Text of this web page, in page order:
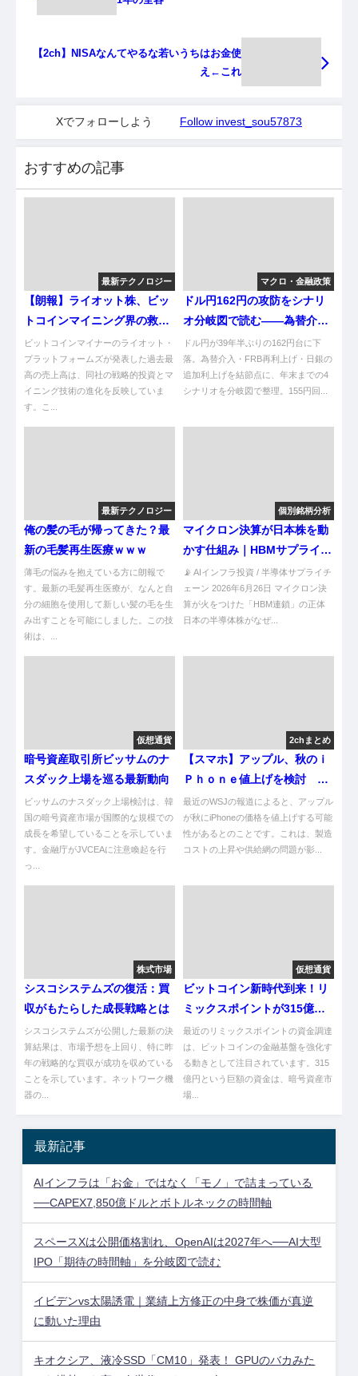
【2ch】NISAなんてやるな若いうちはお金使
え←これ
Xでフォローしよう Follow invest_sou57873
おすすめの記事
最新テクノロジー
【朗報】ライオット株、ビッ
トコインマイニング界の救世
主やんけ！
ビットコインマイナーのライオット・
プラットフォームズが発表した過去最
高の売上高は、同社の戦略的投資とマ
イニング技術の進化を反映していま
す。こ...
マクロ・金融政策
ドル円162円の攻防をシナリ
オ分岐図で読む——為替介
入・FRB再利上げ・170円説
【2026年7月】
ドル円が39年半ぶりの162円台に下
落。為替介入・FRB再利上げ・日銀の
追加利上げを結節点に、年末までの4
シナリオを分岐図で整理。155円回...
最新テクノロジー
俺の髪の毛が帰ってきた？最
新の毛髪再生医療ｗｗｗ
薄毛の悩みを抱えている方に朗報で
す。最新の毛髪再生医療が、なんと自
分の細胞を使用して新しい髪の毛を生
み出すことを可能にしました。この技
術は、...
個別銘柄分析
マイクロン決算が日本株を動
かす仕組み｜HBMサプライチ
ェーン伝播を初心者向けに図
解
📡 AIインフラ投資 / 半導体サプライチ
ェーン 2026年6月26日 マイクロン決
算が火をつけた「HBM連鎖」の正体
日本の半導体株がなぜ...
仮想通貨
暗号資産取引所ビッサムのナ
スダック上場を巡る最新動向
ビッサムのナスダック上場検討は、韓
国の暗号資産市場が国際的な規模での
成長を希望していることを示していま
す。金融庁がJVCEAに注意喚起を行
っ...
2chまとめ
【スマホ】アップル、秋のｉ
Ｐｈｏｎｅ値上げを検討 Ｗ
ＳＪ報道 [田杉山脈★]
最近のWSJの報道によると、アップル
が秋にiPhoneの価格を値上げする可能
性があるとのことです。これは、製造
コストの上昇や供給網の問題が影...
株式市場
シスコシステムズの復活：買
収がもたらした成長戦略とは
シスコシステムズが公開した最新の決
算結果は、市場予想を上回り、特に昨
年の戦略的な買収が成功を収めている
ことを示しています。ネットワーク機
器の...
仮想通貨
ビットコイン新時代到来！リ
ミックスポイントが315億円
調達した結果ｗｗｗ
最近のリミックスポイントの資金調達
は、ビットコインの金融基盤を強化す
る動きとして注目されています。315
億円という巨額の資金は、暗号資産市
場...
最新記事
AIインフラは「お金」ではなく「モノ」で詰まっている
──CAPEX7,850億ドルとボトルネックの時間軸
スペースXは公開価格割れ、OpenAIは2027年へ──AI大型
IPO「期待の時間軸」を分岐図で読む
イビデンvs太陽誘電｜業績上方修正の中身で株価が真逆
に動いた理由
キオクシア、液冷SSD「CM10」発表！ GPUのバカみた